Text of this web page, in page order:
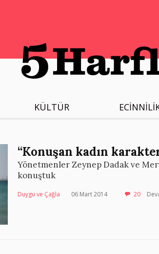
KÜLTÜR
“Konuşan kadın
Yönetmenler Zeynep Dadak ve
konuştuk
Duygu ve Çağla 06 Mart 2014 20